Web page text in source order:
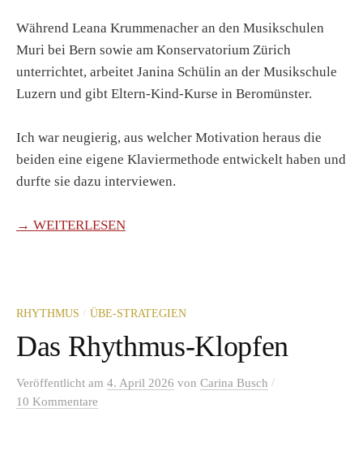
Während Leana Krummenacher an den Musikschulen
Muri bei Bern sowie am Konservatorium Zürich
unterrichtet, arbeitet Janina Schülin an der Musikschule
Luzern und gibt Eltern-Kind-Kurse in Beromünster.
Ich war neugierig, aus welcher Motivation heraus die
beiden eine eigene Klaviermethode entwickelt haben und
durfte sie dazu interviewen.
→ WEITERLESEN
RHYTHMUS / ÜBE-STRATEGIEN
Das Rhythmus-Klopfen
Veröffentlicht am 4. April 2026 von Carina Busch /
10 Kommentare